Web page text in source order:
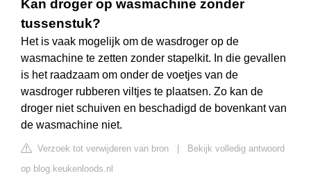
Kan droger op wasmachine zonder
tussenstuk?
Het is vaak mogelijk om de wasdroger op de
wasmachine te zetten zonder stapelkit. In die gevallen
is het raadzaam om onder de voetjes van de
wasdroger rubberen viltjes te plaatsen. Zo kan de
droger niet schuiven en beschadigd de bovenkant van
de wasmachine niet.
Verzoek tot verwijderen van bron
Bekijk volledig antwoord
op blog.keukenloods.nl